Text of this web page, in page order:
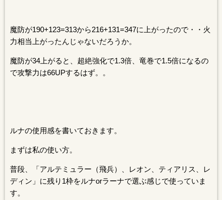
魔防が190+123=313から216+131=347に上がったので・・火
力相当上がったんじゃないだろうか。
魔防が34上がると、超絶強化で1.3倍、竜巻で1.5倍になるの
で攻撃力は66UPするはず。。
ルナの使用感を書いておきます。
まずは私の使い方。
普段、「アルテミュラー（飛兵）、レオン、ティアリス、レ
ディン」に残り1枠をルナorラーナで選ぶ感じで使っていま
す。